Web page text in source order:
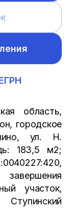
область,
городское
ул. Н.
183,5 м2;
участок,